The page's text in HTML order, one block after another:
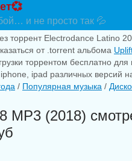
и не просто так 💦
торрент Electrodance Latino
от .torrent альбома
торрентом бесплатно
ipad различных версий
/ Популярная музыка /
MP3 (2018)